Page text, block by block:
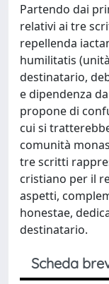
Partendo dai
relativi ai tre
repellenda
humilitatis
destinatario,
e dipendenza
propone di
cui si
comunità
tre scritti
cristiano per il
aspetti,
honestae,
destinatario.
Scheda